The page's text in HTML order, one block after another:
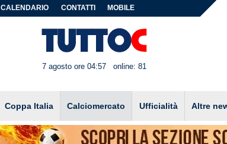
CALENDARIO CONTATTI MOBILE
7 agosto ore 04:57 online: 81
Coppa Italia Calciomercato Ufficialità Altre